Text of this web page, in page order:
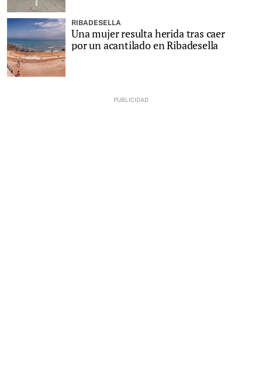
RIBADESELLA
Una mujer resulta herida tras caer
por un acantilado en Ribadesella